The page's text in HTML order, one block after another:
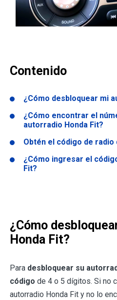
Contenido
¿Cómo desbloquear mi
¿Cómo encontrar el
autorradio Honda Fit?
Obtén el código de radio
¿Cómo ingresar el
Fit?
¿Cómo
Honda Fit?
Para desbloquear su
código de 4 o 5 dígitos. Si no
autorradio Honda Fit y no lo